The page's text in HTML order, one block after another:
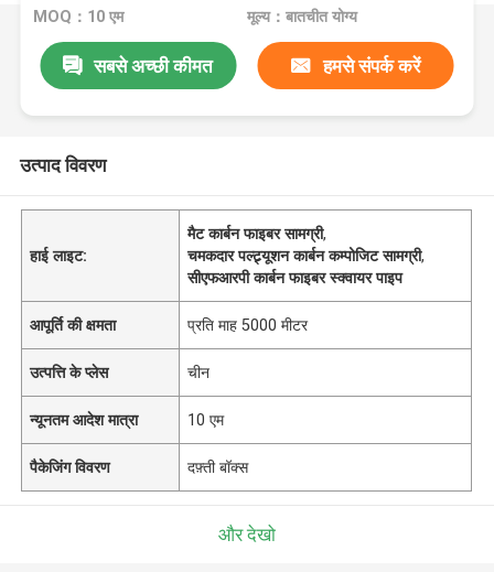
MOQ：10 एम मूल्य：बातचीत योग्य
सबसे अच्छी कीमत हमसे संपर्क करें
उत्पाद विवरण
हाई लाइट:
मैट कार्बन फाइबर सामग्री,
चमकदार पल्ट्र्यूशन कार्बन कम्पोजिट सामग्री,
सीएफआरपी कार्बन फाइबर स्क्वायर पाइप
आपूर्ति की क्षमता प्रति माह 5000 मीटर
उत्पत्ति के प्लेस चीन
न्यूनतम आदेश मात्रा 10 एम
पैकेजिंग विवरण दफ़्ती बॉक्स
और देखो